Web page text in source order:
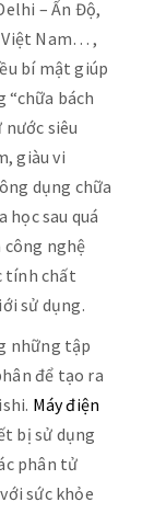
– Ấn Độ,
Việt Nam… ,
bí mật giúp
“chữa bách
siêu
giàu vi
dụng chữa
học sau quá
nghệ
tính chất
sử dụng.
những tập
để tạo ra
Máy điện
bị sử dụng
phân tử
sức khỏe